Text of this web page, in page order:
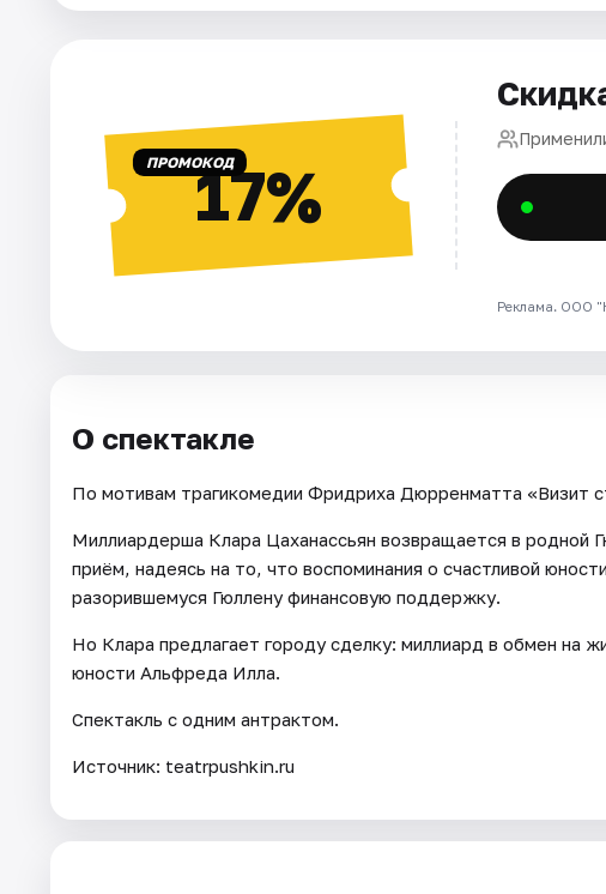
ПРОМОКОД17%
Реклама. ООО
О спектакле
По мотивам трагикомедии Фридриха Дюрренматта «Визит
Миллиардерша Клара Цаханассьян возвращается в родной
приём, надеясь на то, что воспоминания о счастливой
разорившемуся Гюллену финансовую поддержку.
Но Клара предлагает городу сделку: миллиард в обмен на
юности Альфреда Илла.
Спектакль с одним антрактом.
Источник: teatrpushkin.ru